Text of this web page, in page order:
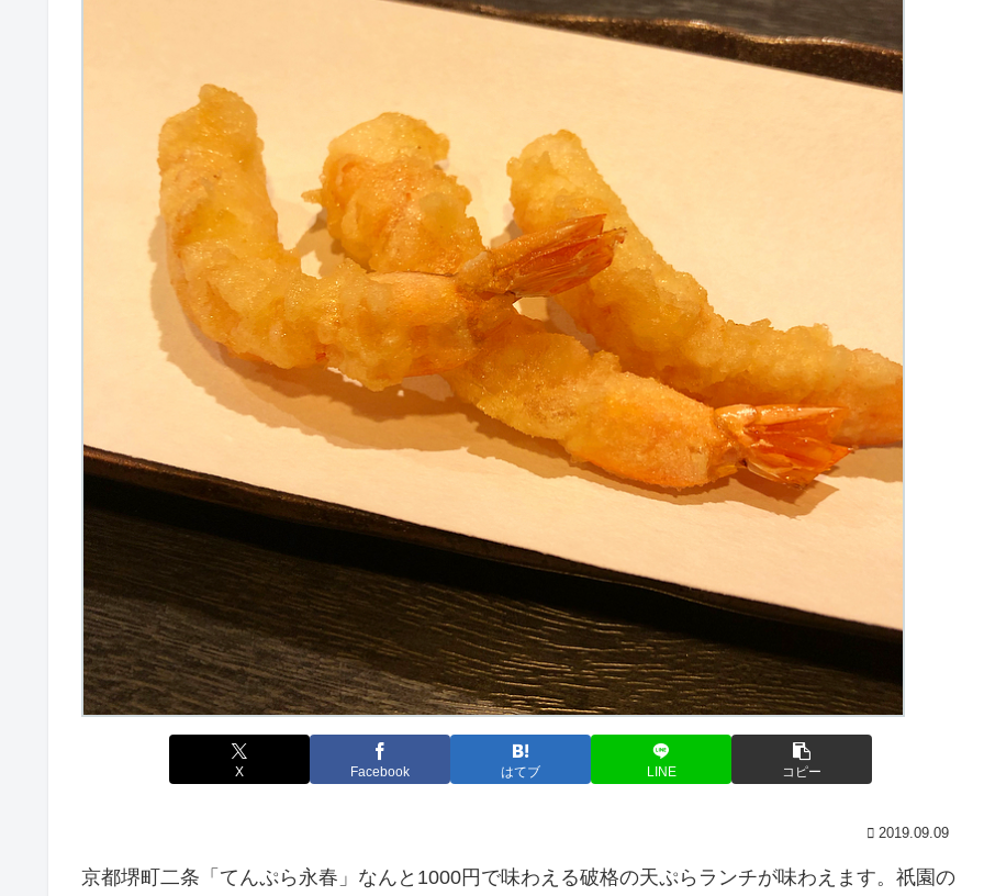
X Facebook はてブ LINE コピー
2019.09.09
京都堺町二条「てんぷら永春」なんと1000円で味わえる破格の天ぷらランチが味わえます。祇園の